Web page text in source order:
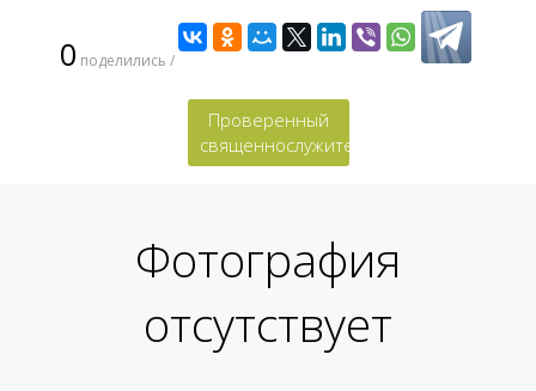
0 поделились /
Проверенный
священнослужитель
Фотография
отсутствует